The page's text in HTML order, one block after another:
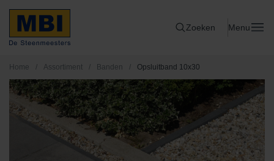
Zoeken Menu
Home / Assortiment / Banden / Opsluitband 10x30